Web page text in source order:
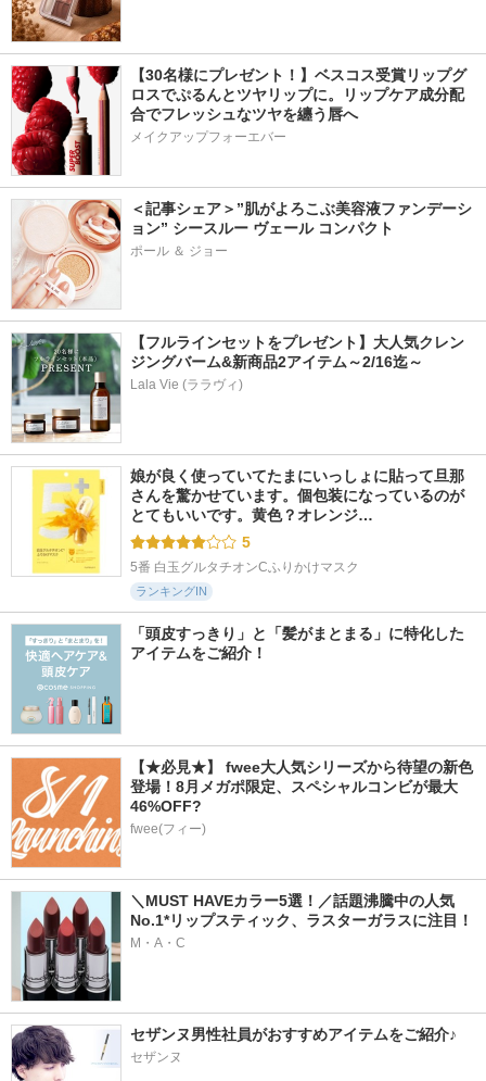
【30名様にプレゼント！】ベスコス受賞リップグ
ロスでぷるんとツヤリップに。リップケア成分配
合でフレッシュなツヤを纏う唇へ
メイクアップフォーエバー
＜記事シェア＞”肌がよろこぶ美容液ファンデーシ
ョン” シースルー ヴェール コンパクト
ポール ＆ ジョー
【フルラインセットをプレゼント】大人気クレン
ジングバーム&新商品2アイテム～2/16迄～
Lala Vie (ララヴィ)
娘が良く使っていてたまにいっしょに貼って旦那
さんを驚かせています。個包装になっているのが
とてもいいです。黄色？オレンジ…
5
5番 白玉グルタチオンCふりかけマスク
ランキングIN
「頭皮すっきり」と「髪がまとまる」に特化した
アイテムをご紹介！
【★必見★】 fwee大人気シリーズから待望の新色
登場！8月メガポ限定、スペシャルコンビが最大
46%OFF?
fwee(フィー)
＼MUST HAVEカラー5選！／話題沸騰中の人気
No.1*リップスティック、ラスターガラスに注目！
M・A・C
セザンヌ男性社員がおすすめアイテムをご紹介♪
セザンヌ